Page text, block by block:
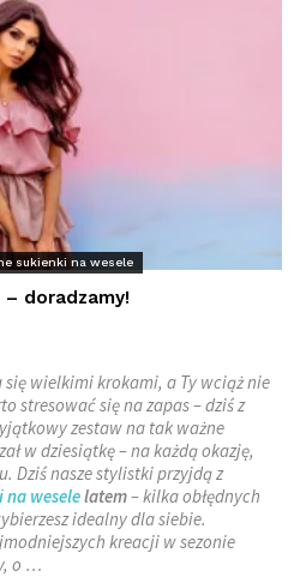
sukienki na wesele
doradzamy!
się wielkimi krokami, a Ty wciąż nie
stresować się na zapas – dziś z
zestaw na tak ważne
w dziesiątkę – na każdą okazję,
Dziś nasze stylistki przyjdą z
na weselelatem– kilka obłędnych
idealny dla siebie.
kreacji w sezonie
o …